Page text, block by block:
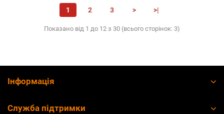
1 2 3 > >|
Показано від 1 до 12 з 30 (всього сторінок: 3)
Інформація
Служба підтримки